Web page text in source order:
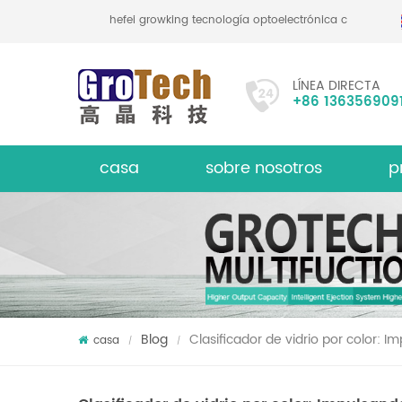
hefei growking tecnología optoelectrónica co., ltd
LÍNEA DIRECTA
+86
casa sobre nosotros
casa / Blog / Clasificador de vidrio por color: